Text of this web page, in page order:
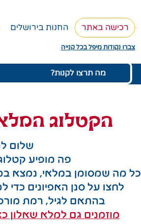
רכישה באתר החנות בירושלים
צברו נקודות מיפל בכל קנייה
הקטלוג
שלום
פה מופיע
כל מה שמסומן במלאי, נמצא
לחצו על סנן האפיונים
בהתאם לגיל, רמת
מוזמנים גם למלא שאלון